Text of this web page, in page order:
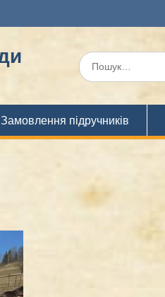
Шукати:
Замовлення підручників